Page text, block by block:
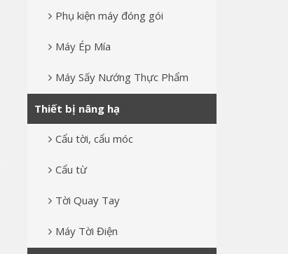
Phụ kiện máy đóng gói
Máy Ép Mía
Máy Sấy Nướng Thực Phẩm
Thiết bị nâng hạ
Cẩu tời, cẩu móc
Cẩu từ
Tời Quay Tay
Máy Tời Điện